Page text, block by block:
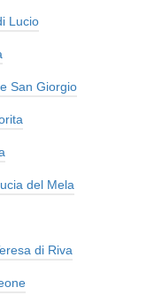
Lucio
San Giorgio
del Mela
di Riva